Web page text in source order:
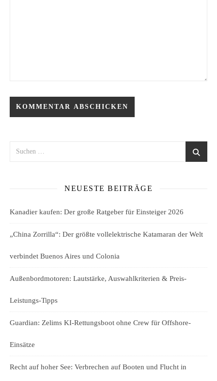
NEUESTE BEITRÄGE
Kanadier kaufen: Der große Ratgeber für Einsteiger 2026
„China Zorrilla“: Der größte vollelektrische Katamaran der Welt
verbindet Buenos Aires und Colonia
Außenbordmotoren: Lautstärke, Auswahlkriterien & Preis-
Leistungs-Tipps
Guardian: Zelims KI-Rettungsboot ohne Crew für Offshore-
Einsätze
Recht auf hoher See: Verbrechen auf Booten und Flucht in